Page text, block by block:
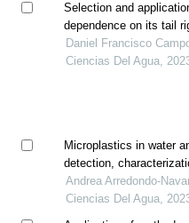
Selection and
dependence on its tail
analysis (q, v) of
Daniel Francisco
Ciencias Del Agua,
Microplastics in water
detection,
a review
Andrea Arredondo-
Ciencias Del Agua,